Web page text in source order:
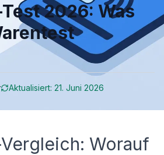
2026: Was
Aktualisiert: 21. Juni 2026
Worauf